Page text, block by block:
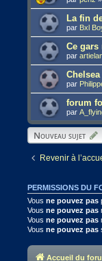
La fin
par Bxl
Ce gars
par
par
forum
par
Nouveau sujet
Revenir à
PERMISSIONS DU
Vousne pouvez pas
Vousne pouvez pas
Vousne pouvez pas
Vousne pouvez pas
Accueil du